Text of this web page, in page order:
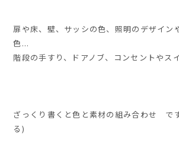
扉や床、壁、サッシの色、照明のデザイン
色...
階段の手すり、ドアノブ、コンセントやス
ざっくり書くと色と素材の組み合わせ
で
る)